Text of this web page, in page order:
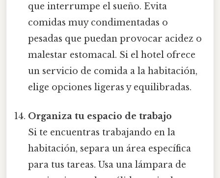
que interrumpe el sueño. Evita
comidas muy condimentadas o
pesadas que puedan provocar acidez o
malestar estomacal. Si el hotel ofrece
un servicio de comida a la habitación,
elige opciones ligeras y equilibradas.
Organiza tu espacio de trabajo
Si te encuentras trabajando en la
habitación, separa un área específica
para tus tareas. Usa una lámpara de